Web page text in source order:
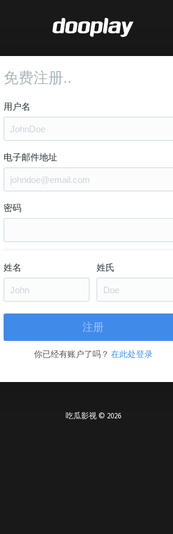
免费注册..
用户名
电子邮件地址
密码
姓名 姓氏
你已经有账户了吗？ 在此处登录
吃瓜影视 © 2026